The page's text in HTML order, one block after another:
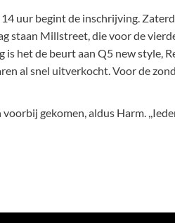
uur begint de inschrijving.
staan Millstreet, die voor de
is het de beurt aan Q5 new style,
al snel uitverkocht. Voor de
gekomen, aldus Harm.